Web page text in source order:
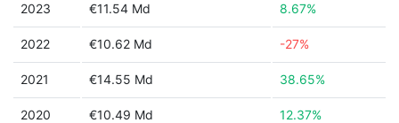
2023 €11.54 Md 8.67%
2022 €10.62 Md -27%
2021 €14.55 Md 38.65%
2020 €10.49 Md 12.37%